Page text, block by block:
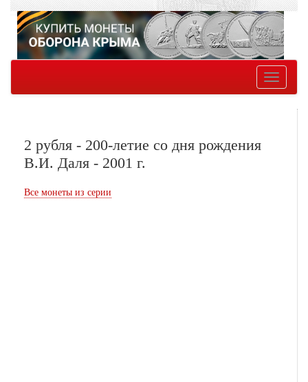
Toggle
2 рубля - 200-летие со дня рождения
В.И. Даля - 2001 г.
Все монеты из серии